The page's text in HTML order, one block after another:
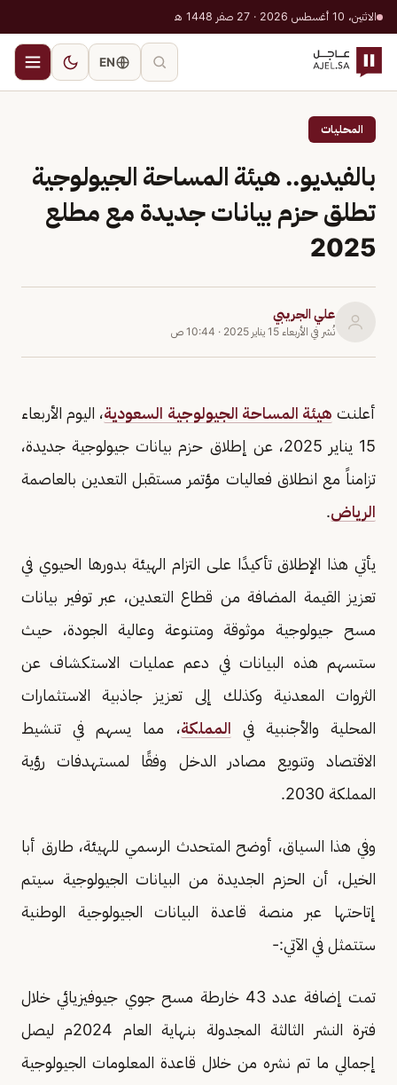
الاثنين، 10 أغسطس 2026 · 27 صفر 1448 هـ
EN
المحليات
بالفيديو.. هيئة المساحة الجيولوجية
تطلق حزم بيانات جديدة مع مطلع
2025
علي الجريبي
نُشر في الأربعاء 15 يناير 2025 · 10:44 ص
أعلنت هيئة المساحة الجيولوجية السعودية، اليوم الأربعاء
15 يناير 2025، عن إطلاق حزم بيانات جيولوجية جديدة،
تزامناً مع انطلاق فعاليات مؤتمر مستقبل التعدين بالعاصمة
الرياض.
يأتي هذا الإطلاق تأكيدًا على التزام الهيئة بدورها الحيوي في
تعزيز القيمة المضافة من قطاع التعدين، عبر توفير بيانات
مسح جيولوجية موثوقة ومتنوعة وعالية الجودة، حيث
ستسهم هذه البيانات في دعم عمليات الاستكشاف عن
الثروات المعدنية وكذلك إلى تعزيز جاذبية الاستثمارات
المحلية والأجنبية في المملكة، مما يسهم في تنشيط
الاقتصاد وتنويع مصادر الدخل وفقًا لمستهدفات رؤية
المملكة 2030.
وفي هذا السياق، أوضح المتحدث الرسمي للهيئة، طارق أبا
الخيل، أن الحزم الجديدة من البيانات الجيولوجية سيتم
إتاحتها عبر منصة قاعدة البيانات الجيولوجية الوطنية
ستتمثل في الآتي:-
تمت إضافة عدد 43 خارطة مسح جوي جيوفيزيائي خلال
فترة النشر الثالثة المجدولة بنهاية العام 2024م ليصل
إجمالي ما تم نشره من خلال قاعدة المعلومات الجيولوجية